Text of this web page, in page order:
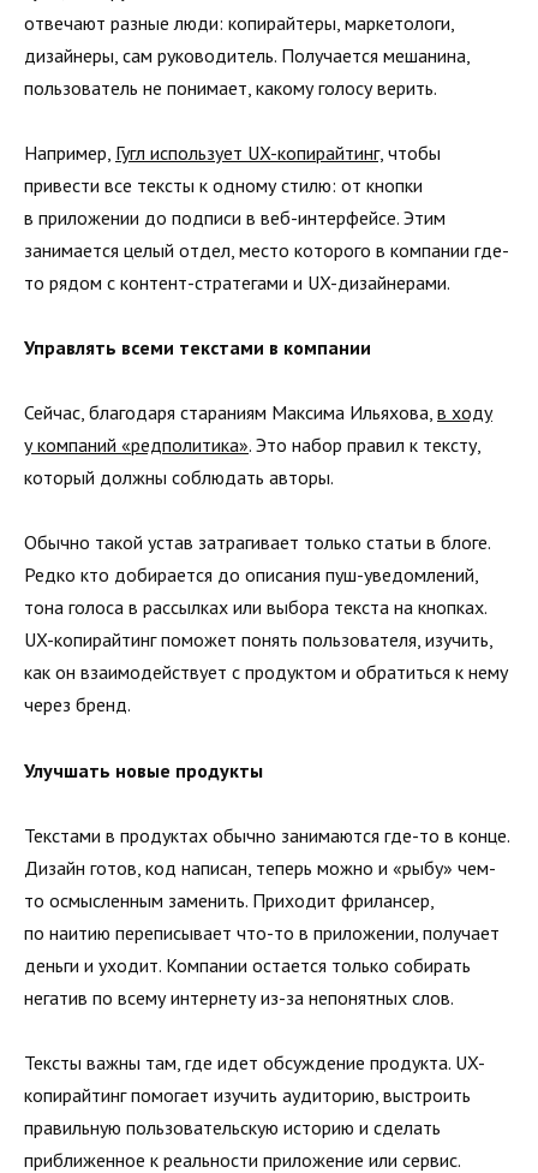
отвечают разные люди: копирайтеры, маркетологи,
дизайнеры, сам руководитель. Получается мешанина,
пользователь не понимает, какому голосу верить.
Например, Гугл использует UX-копирайтинг, чтобы
привести все тексты к одному стилю: от кнопки
в приложении до подписи в веб-интерфейсе. Этим
занимается целый отдел, место которого в компании где-
то рядом с контент-стратегами и UX-дизайнерами.
Управлять всеми текстами в компании
Сейчас, благодаря стараниям Максима Ильяхова, в ходу
у компаний «редполитика». Это набор правил к тексту,
который должны соблюдать авторы.
Обычно такой устав затрагивает только статьи в блоге.
Редко кто добирается до описания пуш-уведомлений,
тона голоса в рассылках или выбора текста на кнопках.
UX-копирайтинг поможет понять пользователя, изучить,
как он взаимодействует с продуктом и обратиться к нему
через бренд.
Улучшать новые продукты
Текстами в продуктах обычно занимаются где-то в конце.
Дизайн готов, код написан, теперь можно и «рыбу» чем-
то осмысленным заменить. Приходит фрилансер,
по наитию переписывает что-то в приложении, получает
деньги и уходит. Компании остается только собирать
негатив по всему интернету из-за непонятных слов.
Тексты важны там, где идет обсуждение продукта. UX-
копирайтинг помогает изучить аудиторию, выстроить
правильную пользовательскую историю и сделать
приближенное к реальности приложение или сервис.